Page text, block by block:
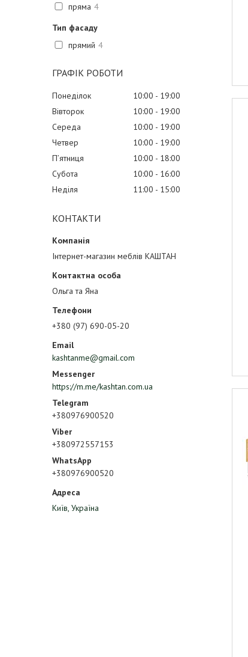
пряма 4
Тип фасаду
прямий 4
ГРАФІК РОБОТИ
Понеділок 10:00
19:00
Вівторок
10:00
19:00
Середа
10:00
19:00
Четвер
10:00
19:00
Пʼятниця
10:00
18:00
Субота
10:00
16:00
Неділя
11:00 15:00
КОНТАКТИ
Інтернет-магазин меблів КАШТАН
Ольга та Яна
+380 (97) 690-05-20
kashtanme@gmail.com
https://m.me/kashtan.com.ua
+380976900520
+380972557153
+380976900520
Київ, Україна